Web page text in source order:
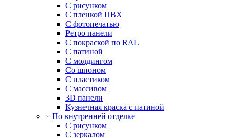
С рисунком
С пленкой ПВХ
С фотопечатью
Ретро панели
С покраской по RAL
С патиной
С молдингом
Со шпоном
С пластиком
С массивом
3D панели
Кузнечная краска с патиной
По внутренней отделке
С рисунком
С зеркалом